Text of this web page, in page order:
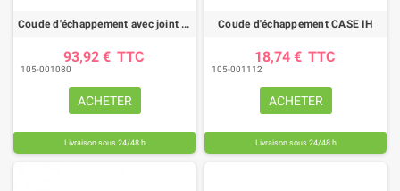
Coude d'échappement avec joint CASE IH
93,92 € TTC
105-001080
ACHETER
Livraison sous 24/48 h
Coude d'échappement CASE IH
18,74 € TTC
105-001112
ACHETER
Livraison sous 24/48 h